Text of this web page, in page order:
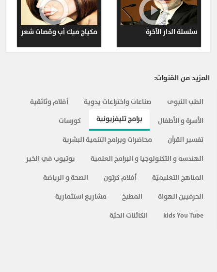
419 قلوب مطمئنة - نصائح للأزواج برنامج قلوب مطمئنة
20- تأهيل الفتاة للزواج
قلوب مطمئنة - نصائح للأزواج
سلسلة الدار الآخرة مكياج ميك أب وقصات شعر
المزيد من القنوات:
الطب النبوى صناعات واختراعات يدوية
أفلام وثائقية
الأسرة و الأطفال
برامج تليفزيونية
كورسات
تفسير القرآن
محاضرات وبرامج التنمية البشرية
الهندسه و التكنولوجيا و البرامج العلمية
يوتيوب في الخير
المناهج التعليميّة
أفلام كرتون
الصحة و الرياضة
الحرفيين الهواة
المطبخ
مشاريع استثمارية
kids You Tube
الكائنات الحيّة